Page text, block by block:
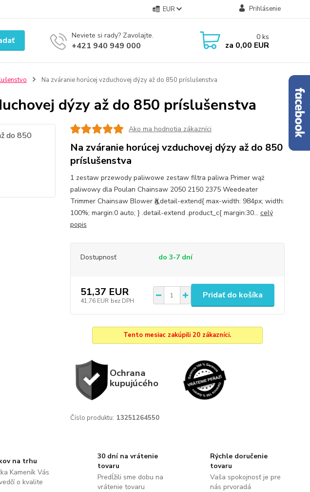
EUR Prihlásenie
Neviete si rady? Zavolajte.
+421 940 949 000
0 ks
za 0,00 EUR
Na zváranie horúcej vzduchovej dýzy až do 850 príslušenstva
dýzy až do 850 príslušenstva
Ako ma hodnotia zákazníci
Na zváranie horúcej vzduchovej dýzy až do 850
príslušenstva
1 zestaw przewody paliwowe zestaw filtra paliwa Primer wąż
paliwowy dla Poulan Chainsaw 2050 2150 2375 Weedeater
Trimmer Chainsaw Blower Ҳģ.detail-extend{ max-width: 984px; width:
100%; margin:0 auto; } .detail-extend .product_c{ margin:30... celý
popis
Dostupnosť do 3-7 dní
51,37 EUR
41,76 EUR bez DPH
Pridať do košíka
Tento mesiac zakúpili 20 zákazníci.
Ochrana
kupujúcého
Číslo produktu: 13251264550
na trhu
Kameník Vás
o kvalite
30 dní na vrátenie
tovaru
Predĺžili sme dobu na
vrátenie tovaru
Rýchle doručenie
tovaru
Vaša spokojnosť je pre
nás prvoradá